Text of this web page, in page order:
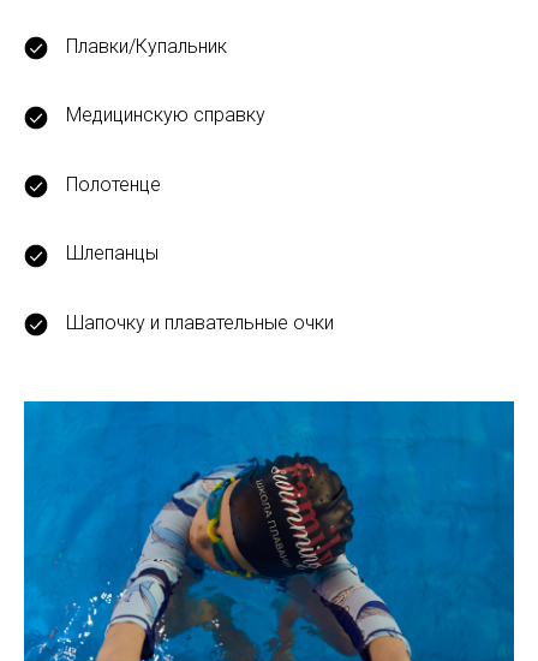
Плавки/Купальник
Медицинскую справку
Полотенце
Шлепанцы
Шапочку и плавательные очки